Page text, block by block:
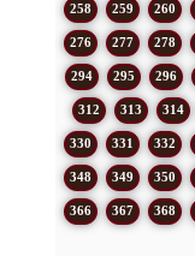
258 259 260
276 277 278
294 295 296
312 313 314
330 331 332
348 349 350
366 367 368